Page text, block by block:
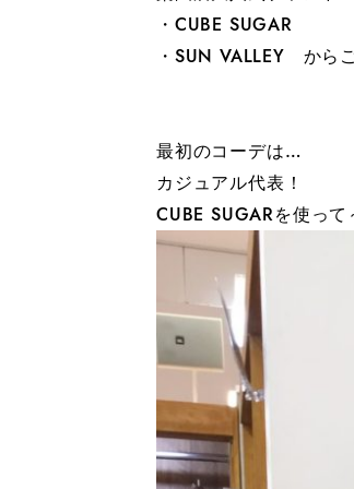
・CUBE SUGAR
・SUN VALLEY から
最初のコーデは…
カジュアル代表！
CUBE SUGARを使って